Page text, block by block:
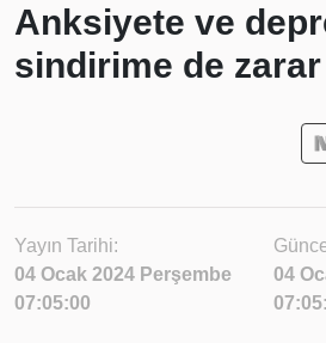
Anksiyete ve
sindirime de zarar
Yayın Tarihi:
04 Ocak 2024 Perşembe
07:05:00
04